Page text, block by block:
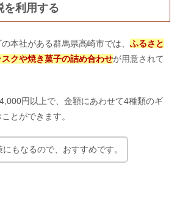
利用する
本社がある群馬県高崎市では、 ふるさと
クや焼き菓子の詰め合わせが用意されて
円以上で、金額にあわせて4種類のギ
とができます。
もなるので、おすすめです。